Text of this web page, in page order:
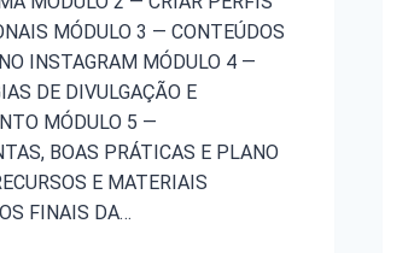
MÓDULO 3 — CONTEÚDOS
INSTAGRAM MÓDULO 4 —
DE DIVULGAÇÃO E
MÓDULO 5 —
BOAS PRÁTICAS E PLANO
E MATERIAIS
FINAIS DA…